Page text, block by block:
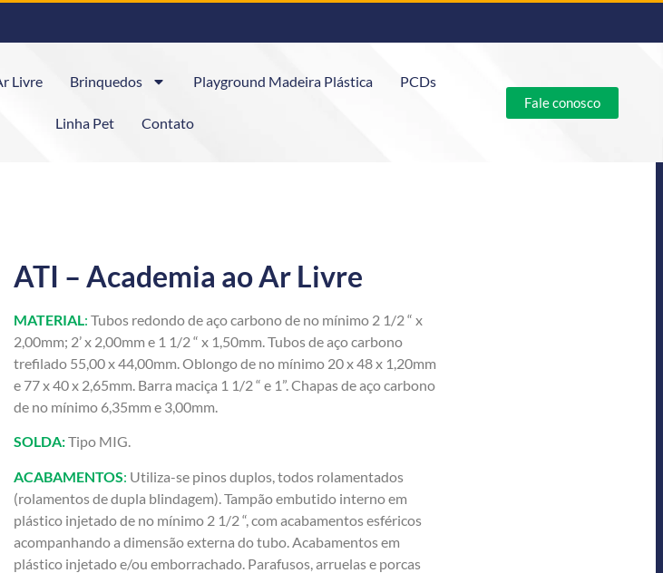
Livre Brinquedos Playground Madeira Plástica PCDs
Linha Pet Contato
Fale conosco
ATI – Academia ao Ar Livre
MATERIAL: Tubos redondo de aço carbono de no mínimo 2 1/2 “ x
2,00mm; 2’ x 2,00mm e 1 1/2 “ x 1,50mm. Tubos de aço carbono
trefilado 55,00 x 44,00mm. Oblongo de no mínimo 20 x 48 x 1,20mm
e 77 x 40 x 2,65mm. Barra maciça 1 1/2 “ e 1”. Chapas de aço carbono
de no mínimo 6,35mm e 3,00mm.
SOLDA:Tipo MIG.
ACABAMENTOS: Utiliza-se pinos duplos, todos rolamentados
(rolamentos de dupla blindagem). Tampão embutido interno em
plástico injetado de no mínimo 2 1/2 “, com acabamentos esféricos
acompanhando a dimensão externa do tubo. Acabamentos em
plástico injetado e/ou emborrachado. Parafusos, arruelas e porcas